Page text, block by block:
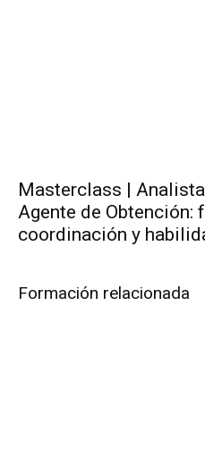
Masterclass |
Agente de Obtención:
coordinación y
Formación relacionada